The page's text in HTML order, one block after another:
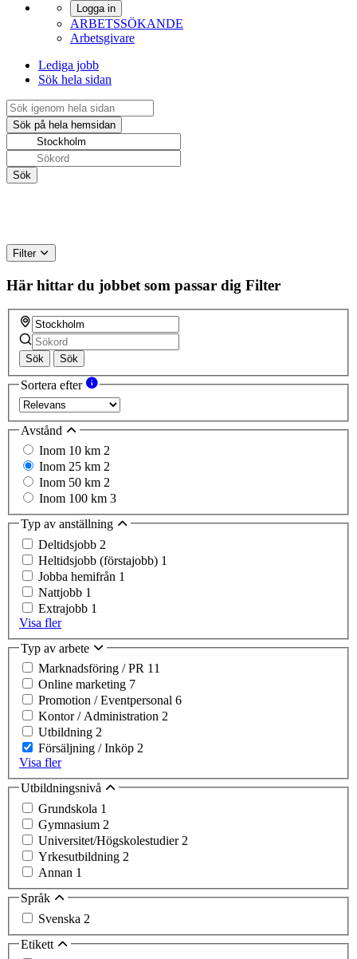
Logga in
ARBETSSÖKANDE
Arbetsgivare
Lediga jobb
Sök hela sidan
Filter
Här hittar du jobbet som passar dig Filter
Sök Sök
Sortera efter
Avstånd
Inom 10 km 2
Inom 25 km 2
Inom 50 km 2
Inom 100 km 3
Typ av anställning
Deltidsjobb 2
Heltidsjobb (förstajobb) 1
Jobba hemifrån 1
Nattjobb 1
Extrajobb 1
Visa fler
Typ av arbete
Marknadsföring / PR 11
Online marketing 7
Promotion / Eventpersonal 6
Kontor / Administration 2
Utbildning 2
Försäljning / Inköp 2
Visa fler
Utbildningsnivå
Grundskola 1
Gymnasium 2
Universitet/Högskolestudier 2
Yrkesutbildning 2
Annan 1
Språk
Svenska 2
Etikett